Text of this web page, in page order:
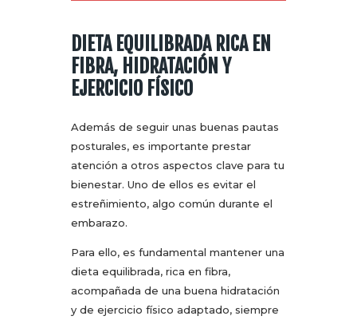
DIETA EQUILIBRADA RICA EN
FIBRA, HIDRATACIÓN Y
EJERCICIO FÍSICO
Además de seguir unas buenas pautas
posturales, es importante prestar
atención a otros aspectos clave para tu
bienestar. Uno de ellos es evitar el
estreñimiento, algo común durante el
embarazo.
Para ello, es fundamental mantener una
dieta equilibrada, rica en fibra,
acompañada de una buena hidratación
y de ejercicio físico adaptado, siempre